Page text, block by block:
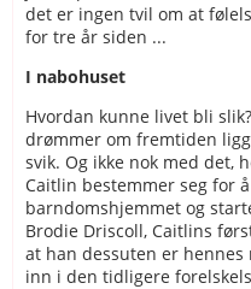
det er ingen tvil om at
for tre år siden ...
I nabohuset
Hvordan kunne livet bli
drømmer om fremtiden
svik. Og ikke nok med det,
Caitlin bestemmer seg for
barndomshjemmet og
Brodie Driscoll, Caitlins
at han dessuten er hennes
inn i den tidligere